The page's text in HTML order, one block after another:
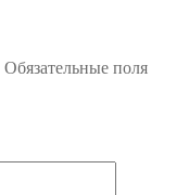
Обязательные поля